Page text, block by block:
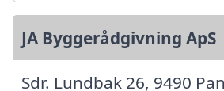
JA Byggerådgivning ApS
Sdr. Lundbak 26, 9490